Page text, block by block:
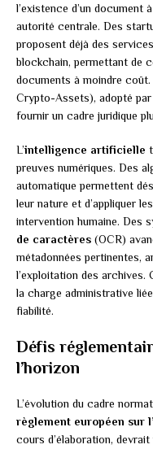
l’existence d’un document
autorité centrale. Des
proposent déjà des
blockchain, permettant de
documents à moindre coût.
Crypto-Assets), adopté par
fournir un cadre juridique
L’intelligence artificielle
preuves numériques. Des
automatique permettent
leur nature et d’appliquer
intervention humaine. Des
de caractères (OCR)
métadonnées pertinentes,
l’exploitation des
la charge administrative
fiabilité.
Défis
l’horizon
L’évolution du cadre
règlement européen sur
cours d’élaboration,